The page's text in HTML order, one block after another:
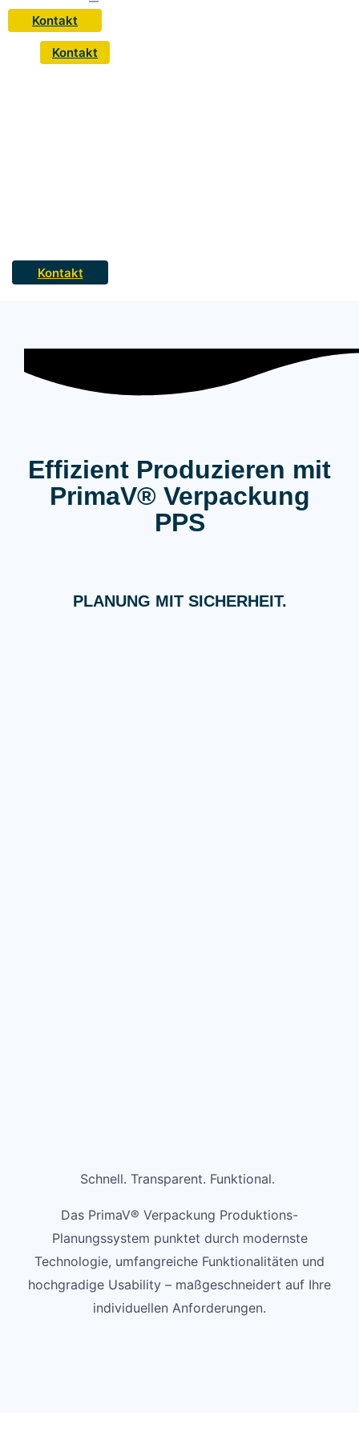
Kontakt
Kontakt
Kontakt
Effizient Produzieren mit
PrimaV® Verpackung
PPS
PLANUNG MIT SICHERHEIT.
Schnell. Transparent. Funktional.
Das PrimaV® Verpackung Produktions-
Planungssystem punktet durch modernste
Technologie, umfangreiche Funktionalitäten und
hochgradige Usability – maßgeschneidert auf Ihre
individuellen Anforderungen.